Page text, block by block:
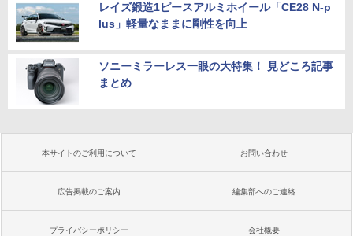
レイズ鍛造1ピースアルミホイール「CE28 N-p
lus」軽量なままに剛性を向上
ソニーミラーレス一眼の大特集！ 見どころ記事
まとめ
本サイトのご利用について お問い合わせ
広告掲載のご案内 編集部へのご連絡
プライバシーポリシー 会社概要